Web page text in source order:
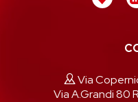
Via
Via A.Grandi 80